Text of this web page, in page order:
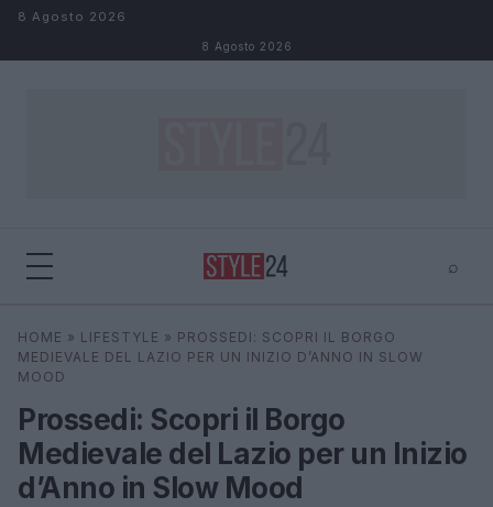
Salta al contenuto
8 Agosto 2026
8 Agosto 2026
⌕
Cerca
HOME » LIFESTYLE » PROSSEDI: SCOPRI IL BORGO
MEDIEVALE DEL LAZIO PER UN INIZIO D’ANNO IN SLOW
MOOD
Prossedi: Scopri il Borgo
Medievale del Lazio per un Inizio
d’Anno in Slow Mood